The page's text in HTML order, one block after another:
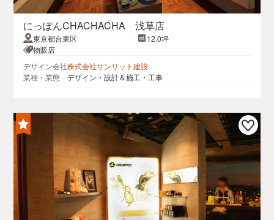
にっぽんCHACHACHA 浅草店
東京都台東区
12.0坪
物販店
デザイン会社株式会社サンリット建設
業種・業態
デザイン・設計＆施工・工事